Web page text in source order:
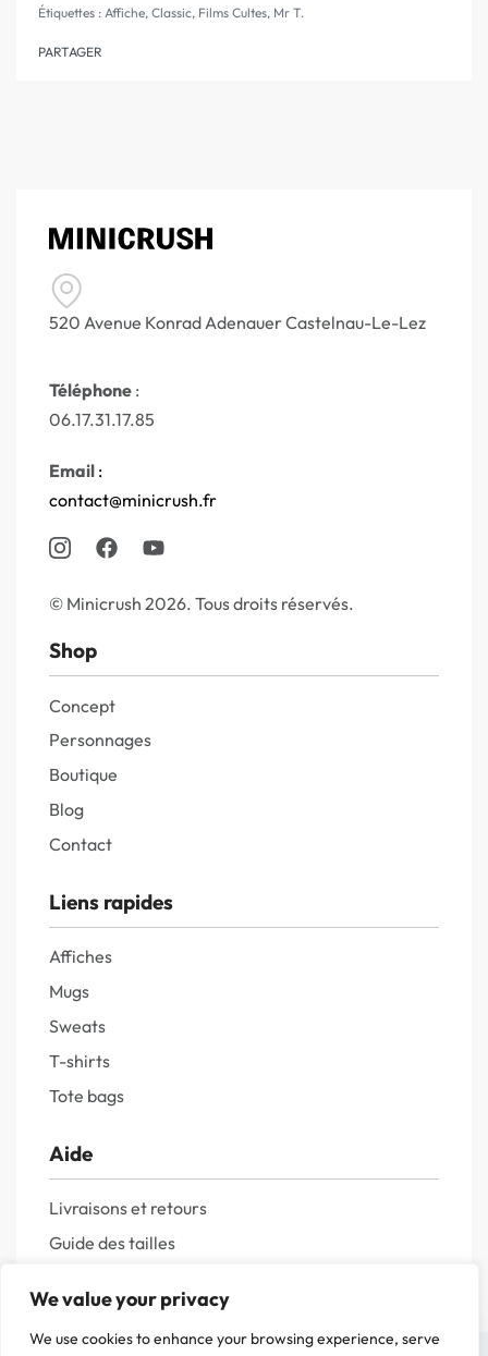
We value your privacy
We use cookies to enhance your browsing experience, serve
Étiquettes : Affiche, Classic, Films Cultes, Mr T.
PARTAGER
520 Avenue Konrad Adenauer Castelnau-Le-Lez
Téléphone :
06.17.31.17.85
Email :
contact@minicrush.fr
© Minicrush 2026. Tous droits réservés.
Shop
Concept
Personnages
Boutique
Blog
Contact
Liens rapides
Affiches
Mugs
Sweats
T-shirts
Tote bags
Aide
Livraisons et retours
Guide des tailles
Politique de confidentialité
Mentions légales